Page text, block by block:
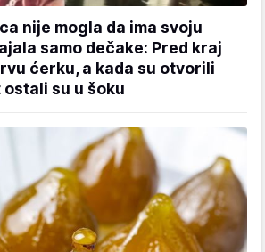
nije mogla da ima svoju
samo dečake: Pred kraj
ćerku, a kada su otvorili
su u šoku